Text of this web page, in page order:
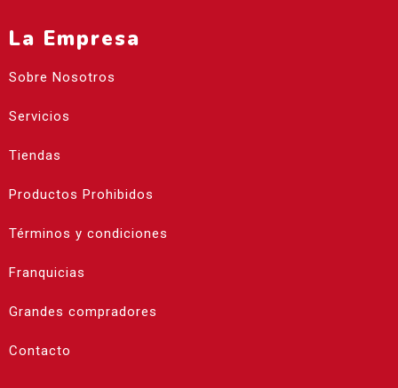
La Empresa
Sobre Nosotros
Servicios
Tiendas
Productos Prohibidos
Términos y condiciones
Franquicias
Grandes compradores
Contacto